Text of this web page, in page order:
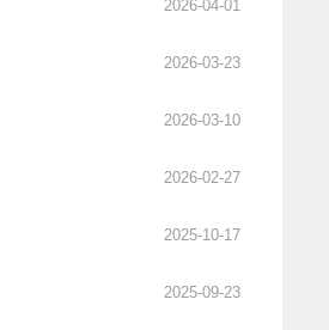
2026-04-01
2026-03-23
2026-03-10
2026-02-27
2025-10-17
2025-09-23